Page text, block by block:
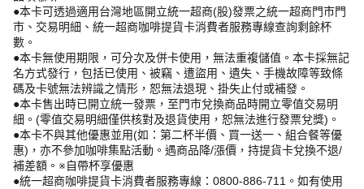
●本卡可透過適用台灣地區開立統一超商(股)發票之統一超商門市門
市、交易明細、統一超商咖啡提貨卡消費者服務專線查詢剩餘杯
數。
●本卡無使用期限，可分次及併卡使用，無法重複儲值。本卡採無記
名方式發行，包括已使用、被竊、遭盜用、遺失、手機故障等致條
碼及卡號無法辨識之情形，恕無法退現、掛失止付或補發。
●本卡售出時已開立統一發票，至門市兌換商品時開立零值交易明
細。(零值交易明細僅供核對及退貨使用，恕無法進行發票兌獎)。
●本卡不與其他優惠並用(如：第二杯半價、買一送一、組合餐等優
惠)，亦不參加咖啡集點活動。遇商品降/漲價，持提貨卡兌換不退/
補差額。※自帶杯享優惠
●統一超商咖啡提貨卡消費者服務專線：0800-886-711。如有使用